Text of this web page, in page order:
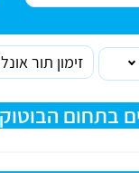
זימון תור
בתחום